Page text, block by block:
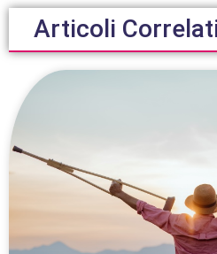
Articoli